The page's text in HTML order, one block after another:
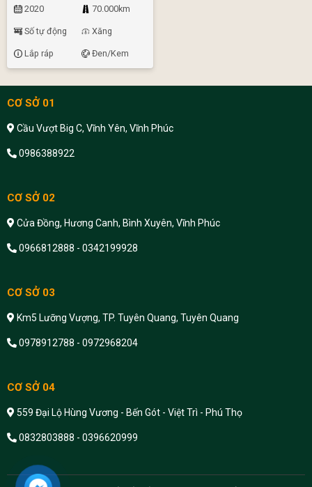
2020 70.000km
Số tự động Xăng
Lắp ráp Đen/Kem
CƠ SỞ 01
Cầu Vượt Big C, Vĩnh Yên, Vĩnh Phúc
0986388922
CƠ SỞ 02
Cửa Đồng, Hương Canh, Bình Xuyên, Vĩnh Phúc
0966812888 - 0342199928
CƠ SỞ 03
Km5 Lưỡng Vượng, TP. Tuyên Quang, Tuyên Quang
0978912788 - 0972968204
CƠ SỞ 04
559 Đại Lộ Hùng Vương - Bến Gót - Việt Trì - Phú Thọ
0832803888 - 0396620999